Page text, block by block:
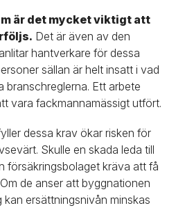
är det mycket viktigt att
Det är även av den
hantverkare för dessa
sällan är helt insatt i vad
branschreglerna. Ett arbete
vara fackmannamässigt utfört.
dessa krav ökar risken för
Skulle en skada leda till
försäkringsbolaget kräva att få
de anser att byggnationen
ersättningsnivån minskas